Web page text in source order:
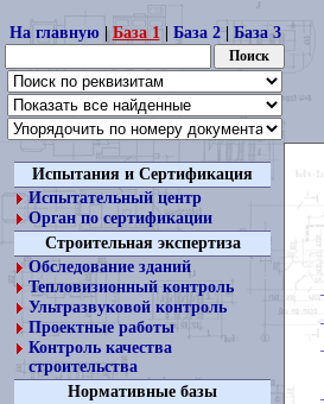
На главную| База 1| База 2| База 3
Испытания и Сертификация
Испытательный центр
Орган по сертификации
Строительная экспертиза
Обследование зданий
Тепловизионный контроль
Ультразвуковой контроль
Проектные работы
Контроль качества
строительства
Нормативные базы